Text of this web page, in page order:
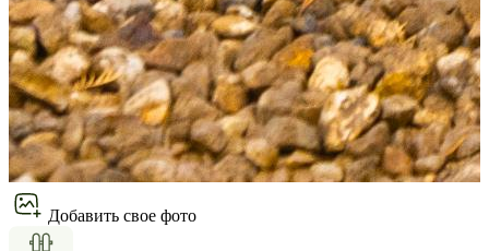
Добавить свое фото